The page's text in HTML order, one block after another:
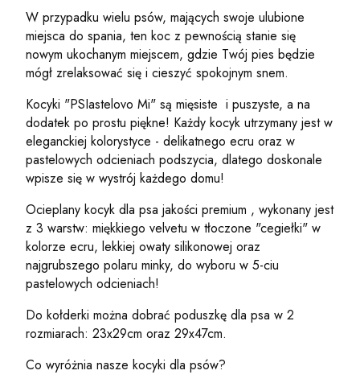
W przypadku wielu psów, mających swoje ulubione
miejsca do spania, ten koc z pewnością stanie się
nowym ukochanym miejscem, gdzie Twój pies będzie
mógł zrelaksować się i cieszyć spokojnym snem.
Kocyki "PSIastelovo Mi" są mięsiste i puszyste, a na
dodatek po prostu piękne! Każdy kocyk utrzymany jest w
eleganckiej kolorystyce - delikatnego ecru oraz w
pastelowych odcieniach podszycia, dlatego doskonale
wpisze się w wystrój każdego domu!
Ocieplany kocyk dla psa jakości premium , wykonany jest
z 3 warstw: miękkiego velvetu w tłoczone "cegiełki" w
kolorze ecru, lekkiej owaty silikonowej oraz
najgrubszego polaru minky, do wyboru w 5-ciu
pastelowych odcieniach!
Do kołderki można dobrać poduszkę dla psa w 2
rozmiarach: 23x29cm oraz 29x47cm.
Co wyróżnia nasze kocyki dla psów?